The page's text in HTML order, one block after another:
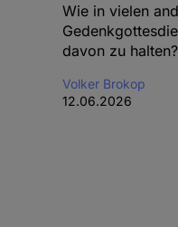
Wie in vielen
davon zu halten?
Volker Brokop
12.06.2026